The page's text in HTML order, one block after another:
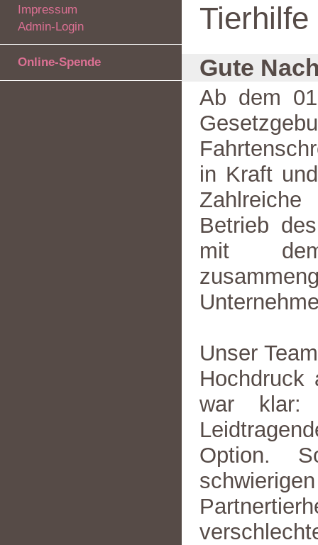
Impressum
Admin-Login
Online-Spende Gute
Ab dem
in Kraft
Zahlreiche
Betrieb
mit
Unser
Hochdruck
war klar:
Option.